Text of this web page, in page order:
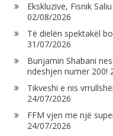
Ekskluzive, Fisnik
02/08/2026
Të dielën spektakël
31/07/2026
Bunjamin Shabani
ndeshjen numër 200!
Tikveshi e nis
24/07/2026
FFM vjen me një
24/07/2026